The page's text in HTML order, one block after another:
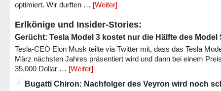
optimiert. Wir durften … [Weiter]
Erlkönige und Insider-Stories:
Gerücht: Tesla Model 3 kostet nur die Hälfte des Model
Tesla-CEO Elon Musk teilte via Twitter mit, dass das Tesla
März nächsten Jahres präsentiert wird und dann bei einem
35.000 Dollar … [Weiter]
Bugatti Chiron: Nachfolger des Veyron wird noch